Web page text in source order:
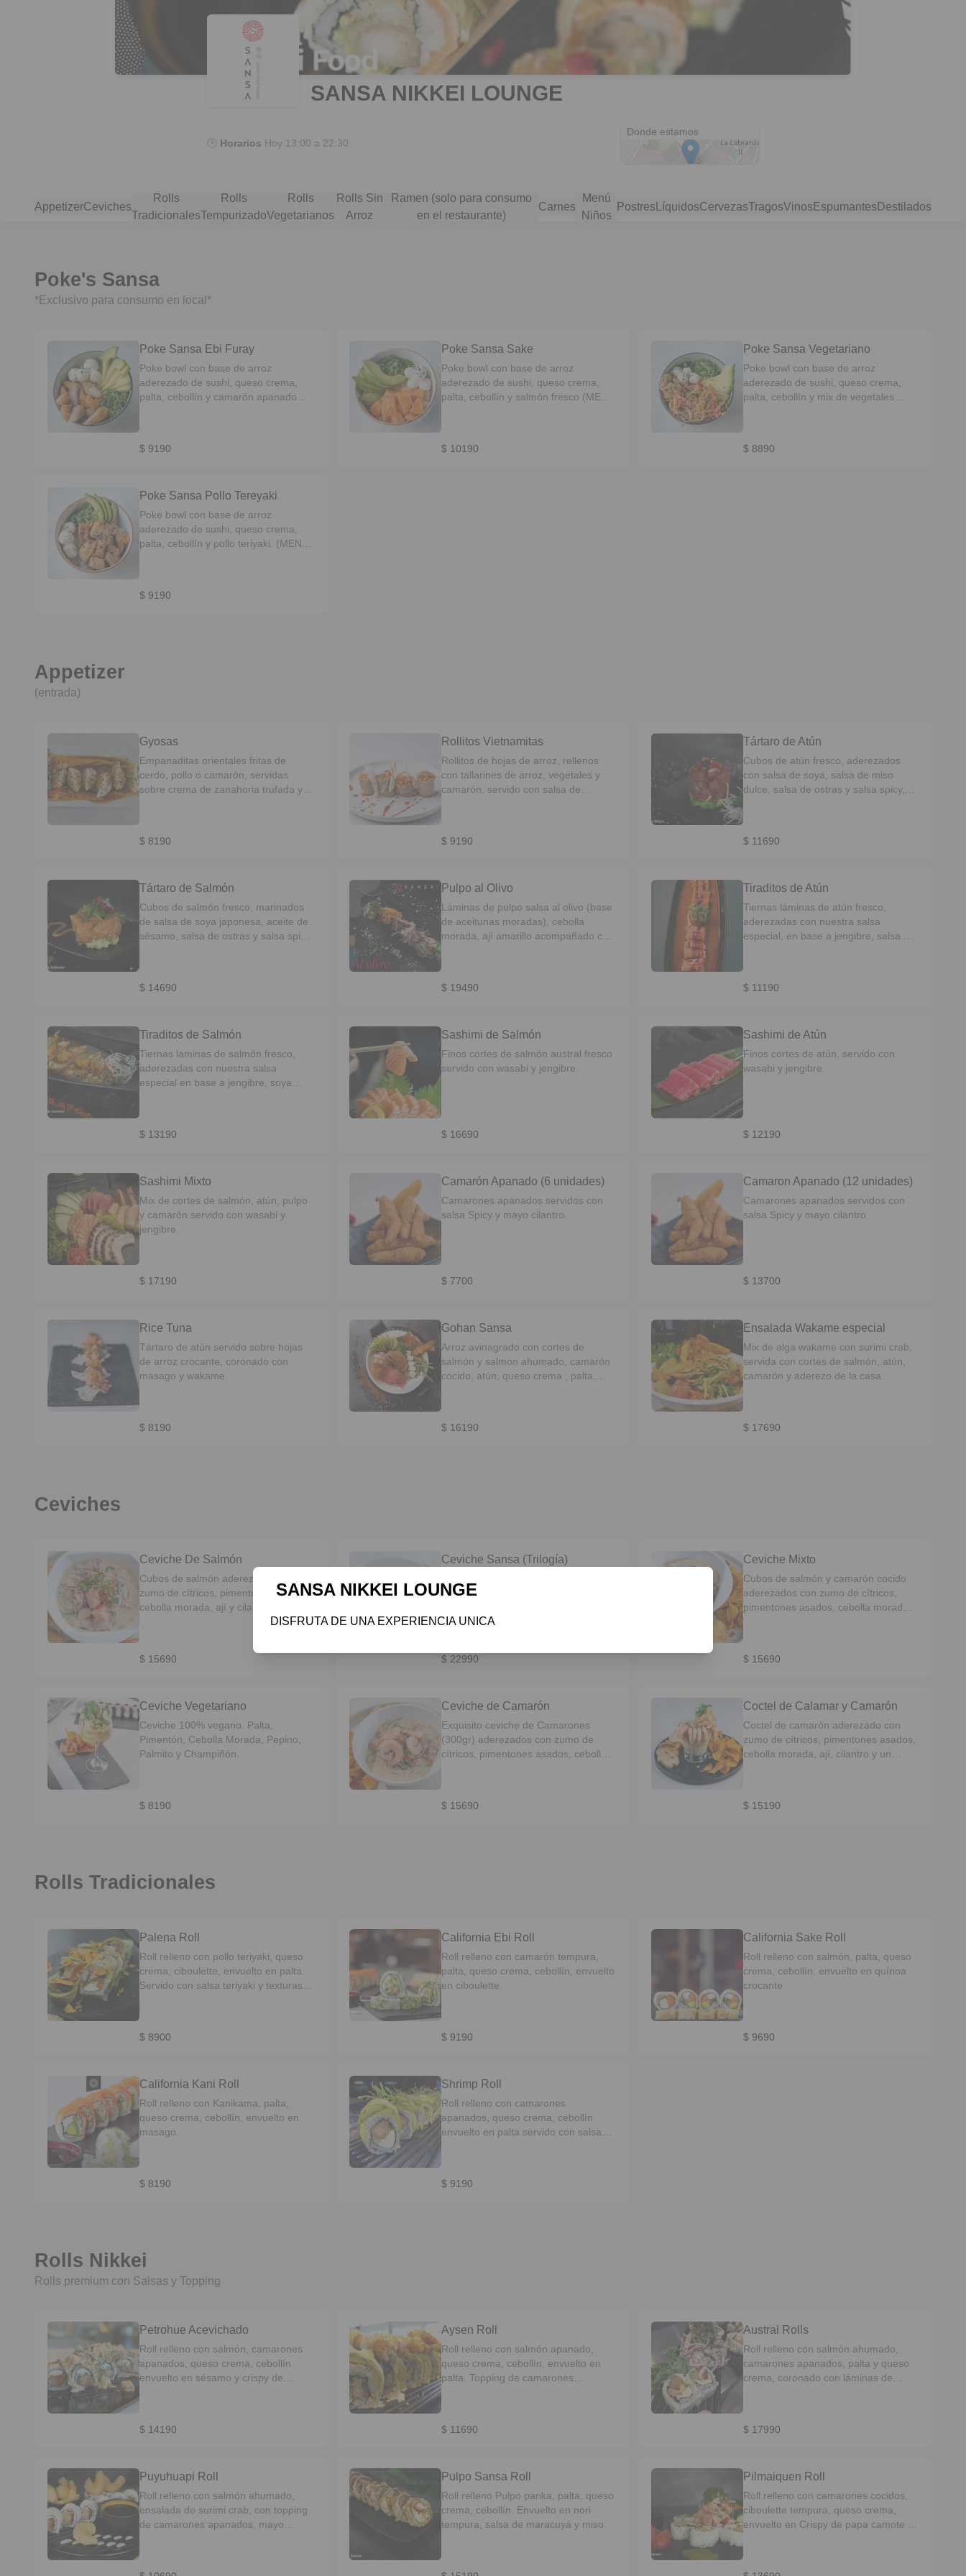
SANSA NIKKEI LOUNGE
🕒 Horarios Hoy 13:00 a 22:30
Donde estamos
AppetizerCeviches
Rolls
Tradicionales
Rolls
Tempurizado
Rolls
Vegetarianos
Rolls Sin
Arroz
Ramen (solo para consumo
en el restaurante)
Carnes
Menú
Niños
Postres LíquidosCervezasTragosVinos Espumantes Destilados
Poke's Sansa
*Exclusivo para consumo en local*
Poke Sansa Ebi Furay
Poke bowl con base de arroz
aderezado de sushi, queso crema,
palta, cebollín y camarón apanado
$ 9190
Poke Sansa Sake
Poke bowl con base de arroz
aderezado de sushi, queso crema,
palta, cebollín y salmón fresco (MENU
$ 10190
Poke Sansa Vegetariano
Poke bowl con base de arroz
aderezado de sushi, queso crema,
palta, cebollín y mix de vegetales
$ 8890
Poke Sansa Pollo Tereyaki
Poke bowl con base de arroz
aderezado de sushi, queso crema,
palta, cebollín y pollo teriyaki. (MENU
$ 9190
Appetizer
(entrada)
Gyosas
Empanaditas orientales fritas de
cerdo, pollo o camarón, servidas
sobre crema de zanahoria trufada y
$ 8190
Rollitos Vietnamitas
Rollitos de hojas de arroz, rellenos
con tallarines de arroz, vegetales y
camarón, servido con salsa de
$ 9190
Tártaro de Atún
Cubos de atún fresco, aderezados
con salsa de soya, salsa de miso
dulce, salsa de ostras y salsa spicy,
$ 11690
Tártaro de Salmón
Cubos de salmón fresco, marinados
de salsa de soya japonesa, aceite de
sésamo, salsa de ostras y salsa spicy,
$ 14690
Pulpo al Olivo
Láminas de pulpo salsa al olivo (base
de aceitunas moradas), cebolla
morada, ají amarillo acompañado con
$ 19490
Tiraditos de Atún
Tiernas láminas de atún fresco,
aderezadas con nuestra salsa
especial, en base a jengibre, salsa de
$ 11190
Tiraditos de Salmón
Tiernas laminas de salmón fresco,
aderezadas con nuestra salsa
especial en base a jengibre, soya
$ 13190
Sashimi de Salmón
Finos cortes de salmón austral fresco
servido con wasabi y jengibre.
$ 16690
Sashimi de Atún
Finos cortes de atún, servido con
wasabi y jengibre.
$ 12190
Sashimi Mixto
Mix de cortes de salmón, atún, pulpo
y camarón servido con wasabi y
jengibre.
$ 17190
Camarón Apanado (6 unidades)
Camarones apanados servidos con
salsa Spicy y mayo cilantro.
$ 7700
Camaron Apanado (12 unidades)
Camarones apanados servidos con
salsa Spicy y mayo cilantro.
$ 13700
Rice Tuna
Tártaro de atún servido sobre hojas
de arroz crocante, coronado con
masago y wakame.
$ 8190
Gohan Sansa
Arroz avinagrado con cortes de
salmón y salmon ahumado, camarón
cocido, atún, queso crema , palta,
$ 16190
Ensalada Wakame especial
Mix de alga wakame con surimi crab,
servida con cortes de salmón, atún,
camarón y aderezo de la casa.
$ 17690
Ceviches
Ceviche De Salmón
Cubos de salmón aderezados con
zumo de cítricos, pimentones asados,
cebolla morada, ají y cilantro, servidos
con texturas de papa camotes y
$ 15690
Ceviche Sansa (Trilogía)
camarón, aderezados con zumo de
morada, ají y cilantro, servidos con
$ 22990
Ceviche Mixto
Cubos de salmón y camarón cocido
aderezados con zumo de cítricos,
pimentones asados, cebolla morada,
$ 15690
Ceviche Vegetariano
Ceviche 100% vegano. Palta,
Pimentón, Cebolla Morada, Pepino,
Palmito y Champiñón.
$ 8190
Ceviche de Camarón
Exquisito ceviche de Camarones
(300gr) aderezados con zumo de
cítricos, pimentones asados, cebolla
$ 15690
Coctel de Calamar y Camarón
Coctel de camarón aderezado con
zumo de cítricos, pimentones asados,
cebolla morada, ají, cilantro y un
$ 15190
Rolls Tradicionales
Palena Roll
Roll relleno con pollo teriyaki, queso
crema, ciboulette, envuelto en palta.
Servido con salsa teriyaki y texturas
$ 8900
California Ebi Roll
Roll relleno con camarón tempura,
palta, queso crema, cebollín, envuelto
en ciboulette.
$ 9190
California Sake Roll
Roll relleno con salmón, palta, queso
crema, cebollín, envuelto en quínoa
crocante
$ 9690
California Kani Roll
Roll relleno con Kanikama, palta,
queso crema, cebollín, envuelto en
masago.
$ 8190
Shrimp Roll
Roll relleno con camarones
apanados, queso crema, cebollín
envuelto en palta servido con salsa
$ 9190
Rolls Nikkei
Rolls premium con Salsas y Topping
Petrohue Acevichado
Roll relleno con salmón, camarones
apanados, queso crema, cebollín
envuelto en sésamo y crispy de
$ 14190
Aysen Roll
Roll relleno con salmón apanado,
queso crema, cebollín, envuelto en
palta. Topping de camarones
$ 11690
Austral Rolls
Roll relleno con salmón ahumado,
camarones apanados, palta y queso
crema, coronado con láminas de
$ 17990
Puyuhuapi Roll
Roll relleno con salmón ahumado,
ensalada de surimi crab, con topping
de camarones apanados, mayo
Pulpo Sansa Roll
Roll relleno Pulpo panka, palta, queso
crema, cebollín. Envuelto en nori
tempura, salsa de maracuyá y miso.
Pilmaiquen Roll
Roll relleno con camarones cocidos,
ciboulette tempura, queso crema,
envuelto en Crispy de papa camote y
SANSA NIKKEI LOUNGE
DISFRUTA DE UNA EXPERIENCIA UNICA